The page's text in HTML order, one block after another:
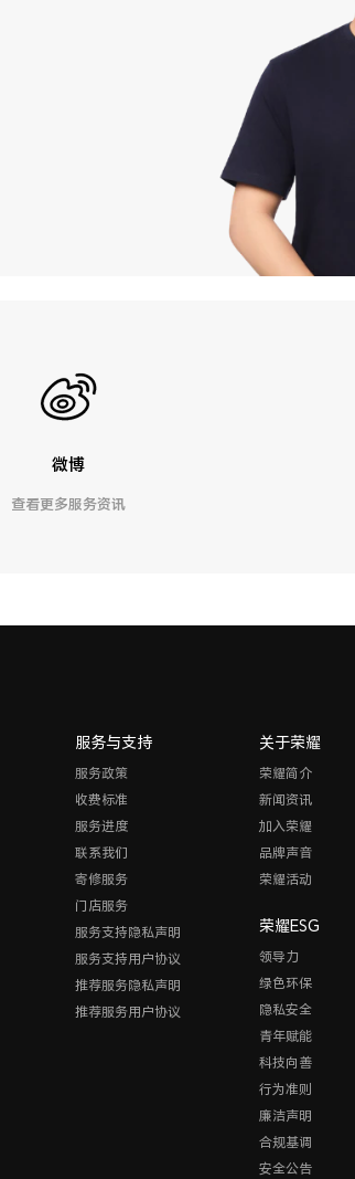
微博
查看更多服务资讯
服务与支持
服务政策
收费标准
服务进度
联系我们
寄修服务
门店服务
服务支持隐私声明
服务支持用户协议
推荐服务隐私声明
推荐服务用户协议
关于荣耀
荣耀简介
新闻资讯
加入荣耀
品牌声音
荣耀活动
荣耀ESG
领导力
绿色环保
隐私安全
青年赋能
科技向善
行为准则
廉洁声明
合规基调
安全公告